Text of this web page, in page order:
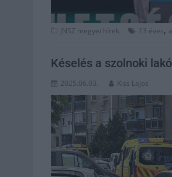
JNSZ megyei hírek 13 éves,
Késelés a szolnoki
2025.06.03. Kiss Lajos